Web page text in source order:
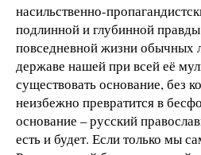
насильственно-
подлинной и глубинной
повседневной жизни обычных
державе нашей при всей её
существовать основание, без
неизбежно превратится в
основание – русский
есть и будет. Если только мы